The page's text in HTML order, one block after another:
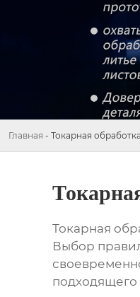
Главная - Токарная
Токарная
Выбор
подходящего